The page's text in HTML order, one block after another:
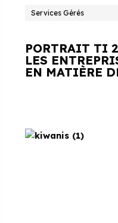
Services Gérés
PORTRAIT TI
LES
EN MATIÈRE